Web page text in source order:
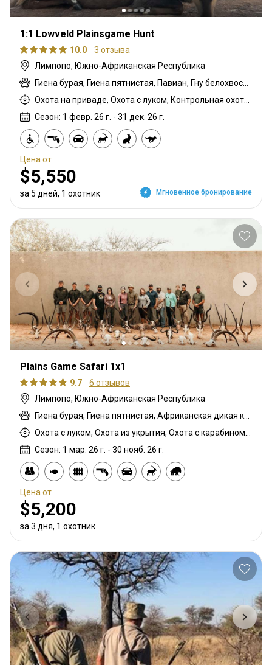
1:1 Lowveld Plainsgame Hunt
10.0
3 отзыва
Лимпопо, Южно-Африканская Республика
Сезон: 1 февр. 26 г. - 31 дек. 26 г.
Цена от
$5,550
за 5 дней, 1 охотник Мгновенное бронирование
Plains Game Safari 1x1
9.7
6 отзывов
Лимпопо, Южно-Африканская Республика
Сезон: 1 мар. 26 г. - 30 нояб. 26 г.
Цена от
$5,200
за 3 дня, 1 охотник